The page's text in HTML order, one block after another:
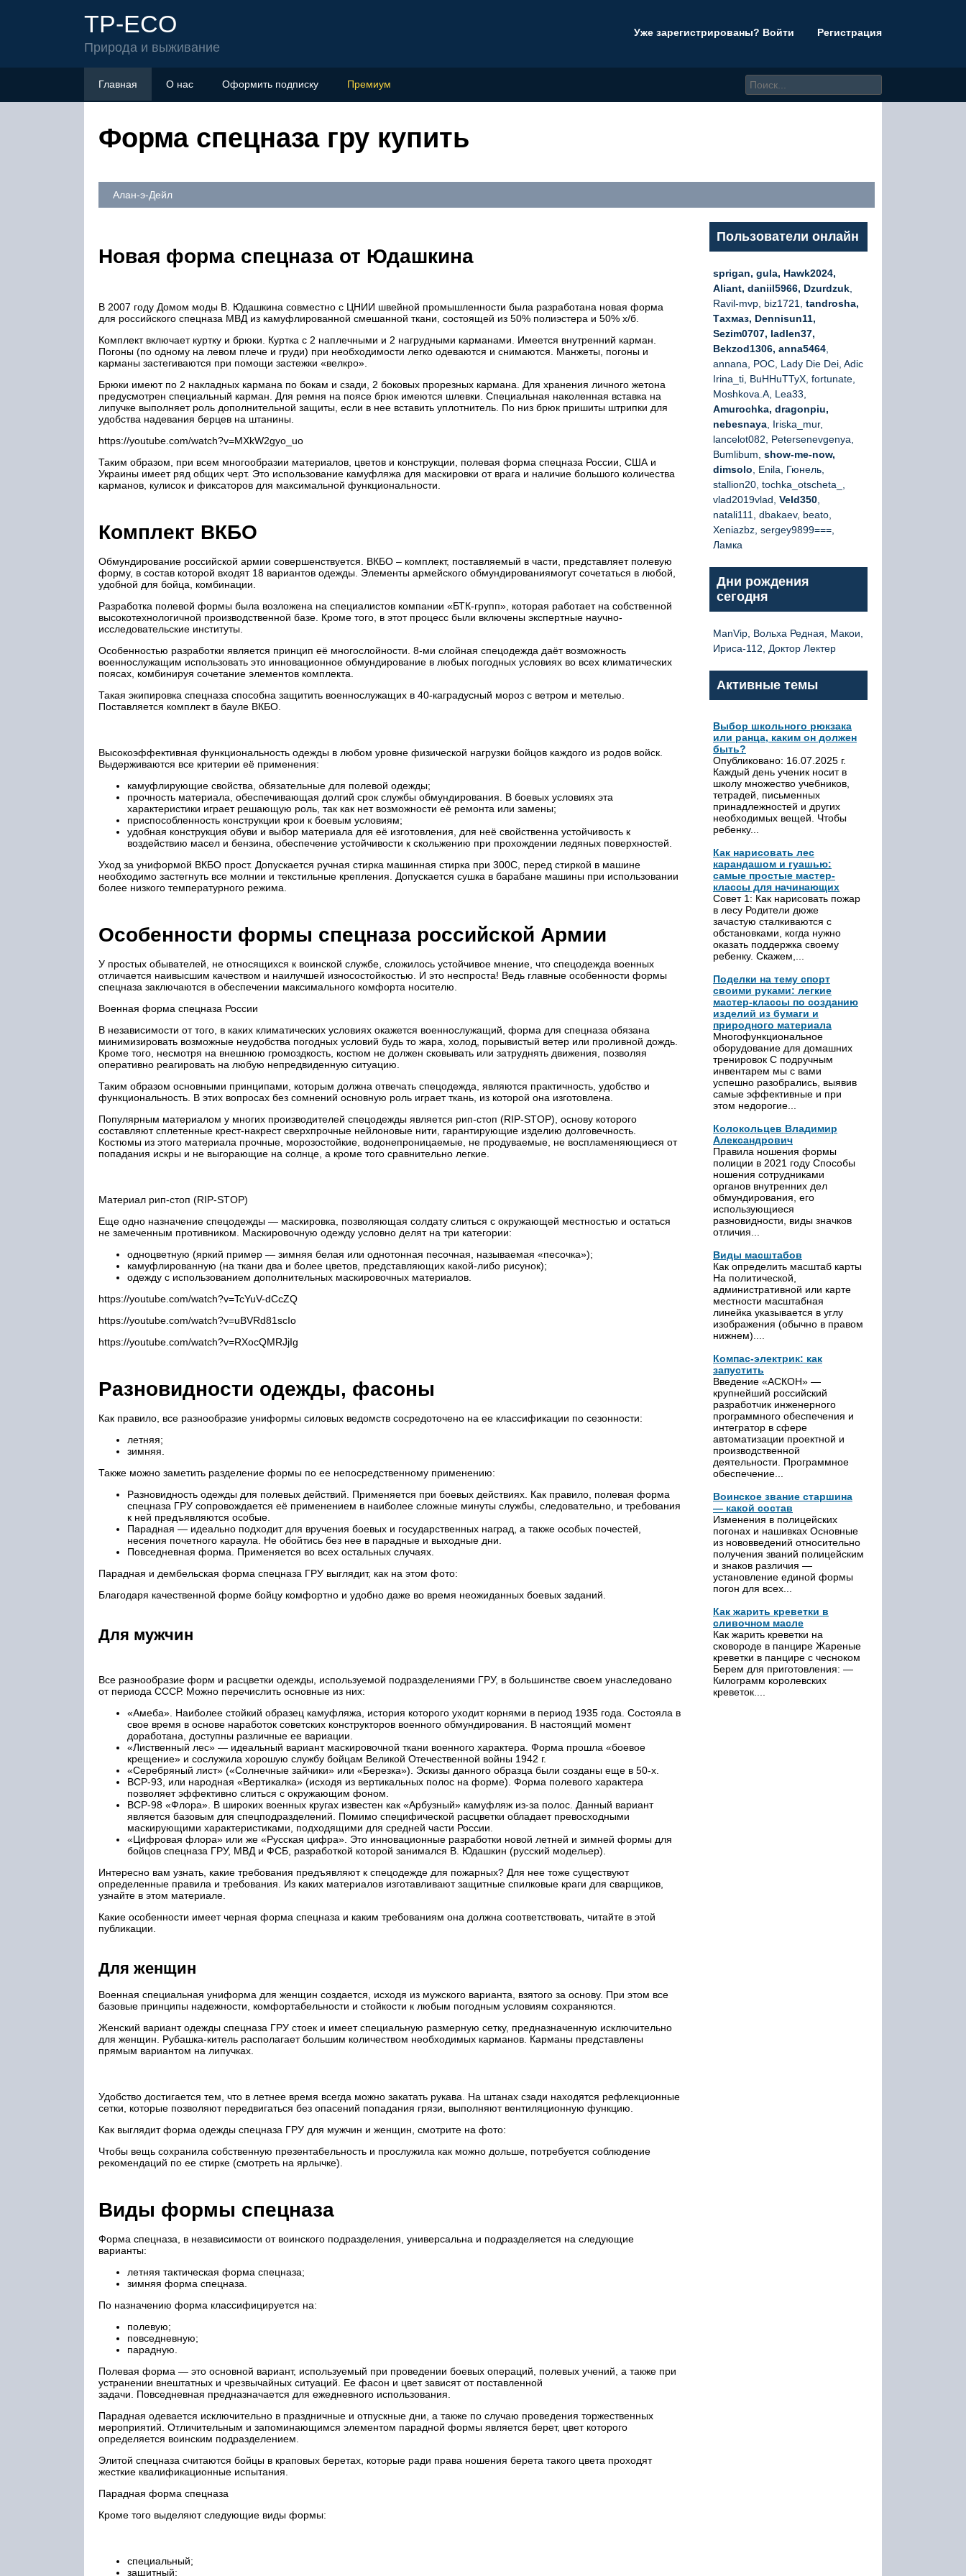
TP-ECO
Природа и выживание
Уже зарегистрированы? Войти Регистрация
Главная О нас Оформить подписку Премиум
Форма спецназа гру купить
Алан-э-Дейл
Новая форма спецназа от Юдашкина
В 2007 году Домом моды В. Юдашкина совместно с ЦНИИ швейной промышленности была разработана новая форма
для российского спецназа МВД из камуфлированной смешанной ткани, состоящей из 50% полиэстера и 50% х/б.
Комплект включает куртку и брюки. Куртка с 2 наплечными и 2 нагрудными карманами. Имеется внутренний карман.
Погоны (по одному на левом плече и груди) при необходимости легко одеваются и снимаются. Манжеты, погоны и
карманы застегиваются при помощи застежки «велкро».
Брюки имеют по 2 накладных кармана по бокам и сзади, 2 боковых прорезных кармана. Для хранения личного жетона
предусмотрен специальный карман. Для ремня на поясе брюк имеются шлевки. Специальная наколенная вставка на
липучке выполняет роль дополнительной защиты, если в нее вставить уплотнитель. По низ брюк пришиты штрипки для
удобства надевания берцев на штанины.
https://youtube.com/watch?v=MXkW2gyo_uo
Таким образом, при всем многообразии материалов, цветов и конструкции, полевая форма спецназа России, США и
Украины имеет ряд общих черт. Это использование камуфляжа для маскировки от врага и наличие большого количества
карманов, кулисок и фиксаторов для максимальной функциональности.
Комплект ВКБО
Обмундирование российской армии совершенствуется. ВКБО – комплект, поставляемый в части, представляет полевую
форму, в состав которой входят 18 вариантов одежды. Элементы армейского обмундированиямогут сочетаться в любой,
удобной для бойца, комбинации.
Разработка полевой формы была возложена на специалистов компании «БТК-групп», которая работает на собственной
высокотехнологичной производственной базе. Кроме того, в этот процесс были включены экспертные научно-
исследовательские институты.
Особенностью разработки является принцип её многослойности. 8-ми слойная спецодежда даёт возможность
военнослужащим использовать это инновационное обмундирование в любых погодных условиях во всех климатических
поясах, комбинируя сочетание элементов комплекта.
Такая экипировка спецназа способна защитить военнослужащих в 40-каградусный мороз с ветром и метелью.
Поставляется комплект в бауле ВКБО.
Высокоэффективная функциональность одежды в любом уровне физической нагрузки бойцов каждого из родов войск.
Выдерживаются все критерии её применения:
камуфлирующие свойства, обязательные для полевой одежды;
прочность материала, обеспечивающая долгий срок службы обмундирования. В боевых условиях эта
характеристики играет решающую роль, так как нет возможности её ремонта или замены;
приспособленность конструкции крои к боевым условиям;
удобная конструкция обуви и выбор материала для её изготовления, для неё свойственна устойчивость к
воздействию масел и бензина, обеспечение устойчивости к скольжению при прохождении ледяных поверхностей.
Уход за униформой ВКБО прост. Допускается ручная стирка машинная стирка при 300С, перед стиркой в машине
необходимо застегнуть все молнии и текстильные крепления. Допускается сушка в барабане машины при использовании
более низкого температурного режима.
Особенности формы спецназа российской Армии
У простых обывателей, не относящихся к воинской службе, сложилось устойчивое мнение, что спецодежда военных
отличается наивысшим качеством и наилучшей износостойкостью. И это неспроста! Ведь главные особенности формы
спецназа заключаются в обеспечении максимального комфорта носителю.
Военная форма спецназа России
В независимости от того, в каких климатических условиях окажется военнослужащий, форма для спецназа обязана
минимизировать возможные неудобства погодных условий будь то жара, холод, порывистый ветер или проливной дождь.
Кроме того, несмотря на внешнюю громоздкость, костюм не должен сковывать или затруднять движения, позволяя
оперативно реагировать на любую непредвиденную ситуацию.
Таким образом основными принципами, которым должна отвечать спецодежда, являются практичность, удобство и
функциональность. В этих вопросах без сомнений основную роль играет ткань, из которой она изготовлена.
Популярным материалом у многих производителей спецодежды является рип-стоп (RIP-STOP), основу которого
составляют сплетенные крест-накрест сверхпрочные нейлоновые нити, гарантирующие изделию долговечность.
Костюмы из этого материала прочные, морозостойкие, водонепроницаемые, не продуваемые, не воспламеняющиеся от
попадания искры и не выгорающие на солнце, а кроме того сравнительно легкие.
Материал рип-стоп (RIP-STOP)
Еще одно назначение спецодежды — маскировка, позволяющая солдату слиться с окружающей местностью и остаться
не замеченным противником. Маскировочную одежду условно делят на три категории:
одноцветную (яркий пример — зимняя белая или однотонная песочная, называемая «песочка»);
камуфлированную (на ткани два и более цветов, представляющих какой-либо рисунок);
одежду с использованием дополнительных маскировочных материалов.
https://youtube.com/watch?v=TcYuV-dCcZQ
https://youtube.com/watch?v=uBVRd81scIo
https://youtube.com/watch?v=RXocQMRJjIg
Разновидности одежды, фасоны
Как правило, все разнообразие униформы силовых ведомств сосредоточено на ее классификации по сезонности:
летняя;
зимняя.
Также можно заметить разделение формы по ее непосредственному применению:
Разновидность одежды для полевых действий. Применяется при боевых действиях. Как правило, полевая форма
спецназа ГРУ сопровождается её применением в наиболее сложные минуты службы, следовательно, и требования
к ней предъявляются особые.
Парадная — идеально подходит для вручения боевых и государственных наград, а также особых почестей,
несения почетного караула. Не обойтись без нее в парадные и выходные дни.
Повседневная форма. Применяется во всех остальных случаях.
Парадная и дембельская форма спецназа ГРУ выглядит, как на этом фото:
Благодаря качественной форме бойцу комфортно и удобно даже во время неожиданных боевых заданий.
Для мужчин
Все разнообразие форм и расцветки одежды, используемой подразделениями ГРУ, в большинстве своем унаследовано
от периода СССР. Можно перечислить основные из них:
«Амеба». Наиболее стойкий образец камуфляжа, история которого уходит корнями в период 1935 года. Состояла в
свое время в основе наработок советских конструкторов военного обмундирования. В настоящий момент
доработана, доступны различные ее вариации.
«Лиственный лес» — идеальный вариант маскировочной ткани военного характера. Форма прошла «боевое
крещение» и сослужила хорошую службу бойцам Великой Отечественной войны 1942 г.
«Серебряный лист» («Солнечные зайчики» или «Березка»). Эскизы данного образца были созданы еще в 50-х.
ВСР-93, или народная «Вертикалка» (исходя из вертикальных полос на форме). Форма полевого характера
позволяет эффективно слиться с окружающим фоном.
ВСР-98 «Флора». В широких военных кругах известен как «Арбузный» камуфляж из-за полос. Данный вариант
является базовым для спецподразделений. Помимо специфической расцветки обладает превосходными
маскирующими характеристиками, подходящими для средней части России.
«Цифровая флора» или же «Русская цифра». Это инновационные разработки новой летней и зимней формы для
бойцов спецназа ГРУ, МВД и ФСБ, разработкой которой занимался В. Юдашкин (русский модельер).
Интересно вам узнать, какие требования предъявляют к спецодежде для пожарных? Для нее тоже существуют
определенные правила и требования. Из каких материалов изготавливают защитные спилковые краги для сварщиков,
узнайте в этом материале.
Какие особенности имеет черная форма спецназа и каким требованиям она должна соответствовать, читайте в этой
публикации.
Для женщин
Военная специальная униформа для женщин создается, исходя из мужского варианта, взятого за основу. При этом все
базовые принципы надежности, комфортабельности и стойкости к любым погодным условиям сохраняются.
Женский вариант одежды спецназа ГРУ стоек и имеет специальную размерную сетку, предназначенную исключительно
для женщин. Рубашка-китель располагает большим количеством необходимых карманов. Карманы представлены
прямым вариантом на липучках.
Удобство достигается тем, что в летнее время всегда можно закатать рукава. На штанах сзади находятся рефлекционные
сетки, которые позволяют передвигаться без опасений попадания грязи, выполняют вентиляционную функцию.
Как выглядит форма одежды спецназа ГРУ для мужчин и женщин, смотрите на фото:
Чтобы вещь сохранила собственную презентабельность и прослужила как можно дольше, потребуется соблюдение
рекомендаций по ее стирке (смотреть на ярлычке).
Виды формы спецназа
Форма спецназа, в независимости от воинского подразделения, универсальна и подразделяется на следующие
варианты:
летняя тактическая форма спецназа;
зимняя форма спецназа.
По назначению форма классифицируется на:
полевую;
повседневную;
парадную.
Полевая форма — это основной вариант, используемый при проведении боевых операций, полевых учений, а также при
устранении внештатных и чрезвычайных ситуаций. Ее фасон и цвет зависят от поставленной
задачи. Повседневная предназначается для ежедневного использования.
Парадная одевается исключительно в праздничные и отпускные дни, а также по случаю проведения торжественных
мероприятий. Отличительным и запоминающимся элементом парадной формы является берет, цвет которого
определяется воинским подразделением.
Элитой спецназа считаются бойцы в краповых беретах, которые ради права ношения берета такого цвета проходят
жесткие квалификационные испытания.
Парадная форма спецназа
Кроме того выделяют следующие виды формы:
специальный;
защитный;
Пользователи онлайн
sprigan, gula, Hawk2024,
Aliant, daniil5966, Dzurdzuk
Ravil-mvp, biz1721, tandrosha,
Тахмаз, Dennisun11,
Sezim0707, ladlen37,
Bekzod1306, anna5464
annana, РОС, Lady Die Dei, Adic
Irina_ti, BuHHuTTyX, fortunate,
Moshkova.A, Lea33,
Amurochka, dragonpiu,
nebesnaya , Iriska_mur,
lancelot082, Petersenevgenya,
Bumlibum, show-me-now,
dimsolo , Enila, Гюнель,
stallion20, tochka_otscheta_,
vlad2019vlad, Veld350
natali111, dbakaev, beato,
Xeniazbz, sergey9899===,
Ламка
Дни рождения
сегодня
ManVip, Вольха Редная, Макои,
Ириса-112, Доктор Лектер
Активные темы
Выбор школьного рюкзака
или ранца, каким он должен
быть?
Опубликовано: 16.07.2025 г.
Каждый день ученик носит в
школу множество учебников,
тетрадей, письменных
принадлежностей и других
необходимых вещей. Чтобы
ребенку...
Как нарисовать лес
карандашом и гуашью:
самые простые мастер-
классы для начинающих
Совет 1: Как нарисовать пожар
в лесу Родители дюже
зачастую сталкиваются с
обстановками, когда нужно
оказать поддержка своему
ребенку. Скажем,...
Поделки на тему спорт
своими руками: легкие
мастер-классы по созданию
изделий из бумаги и
природного материала
Многофункциональное
оборудование для домашних
тренировок С подручным
инвентарем мы с вами
успешно разобрались, выявив
самые эффективные и при
этом недорогие...
Колокольцев Владимир
Александрович
Правила ношения формы
полиции в 2021 году Способы
ношения сотрудниками
органов внутренних дел
обмундирования, его
использующиеся
разновидности, виды значков
отличия...
Виды масштабов
Как определить масштаб карты
На политической,
административной или карте
местности масштабная
линейка указывается в углу
изображения (обычно в правом
нижнем)....
Компас-электрик: как
запустить
Введение «АСКОН» —
крупнейший российский
разработчик инженерного
программного обеспечения и
интегратор в сфере
автоматизации проектной и
производственной
деятельности. Программное
обеспечение...
Воинское звание старшина
— какой состав
Изменения в полицейских
погонах и нашивках Основные
из нововведений относительно
получения званий полицейским
и знаков различия —
установление единой формы
погон для всех...
Как жарить креветки в
сливочном масле
Как жарить креветки на
сковороде в панцире Жареные
креветки в панцире с чесноком
Берем для приготовления: —
Килограмм королевских
креветок....